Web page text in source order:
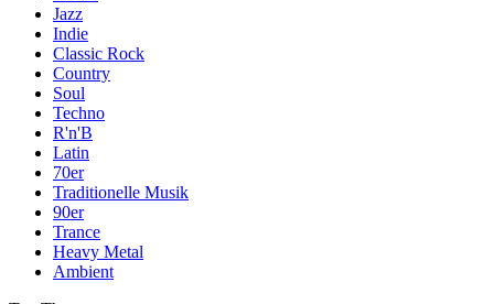
Jazz
Indie
Classic Rock
Country
Soul
Techno
R'n'B
Latin
70er
Traditionelle Musik
90er
Trance
Heavy Metal
Ambient